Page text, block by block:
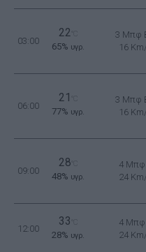
03:00
22
65% υγρ.
3 Μπφ
16
06:00
21
77% υγρ.
3 Μπφ
16
09:00
28
48% υγρ.
4 Μπφ
24
12:00
33
28% υγρ.
4 Μπφ
24